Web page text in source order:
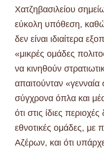
Χατζηβασιλείου
εύκολη υπόθεση,
δεν είναι ιδιαίτερα
«μικρές ομάδες
να κινηθούν
απαιτούνταν «γενναία
σύγχρονα όπλα και
ότι στις ίδιες
εθνοτικές ομάδες, με
Αζέρων, και ότι